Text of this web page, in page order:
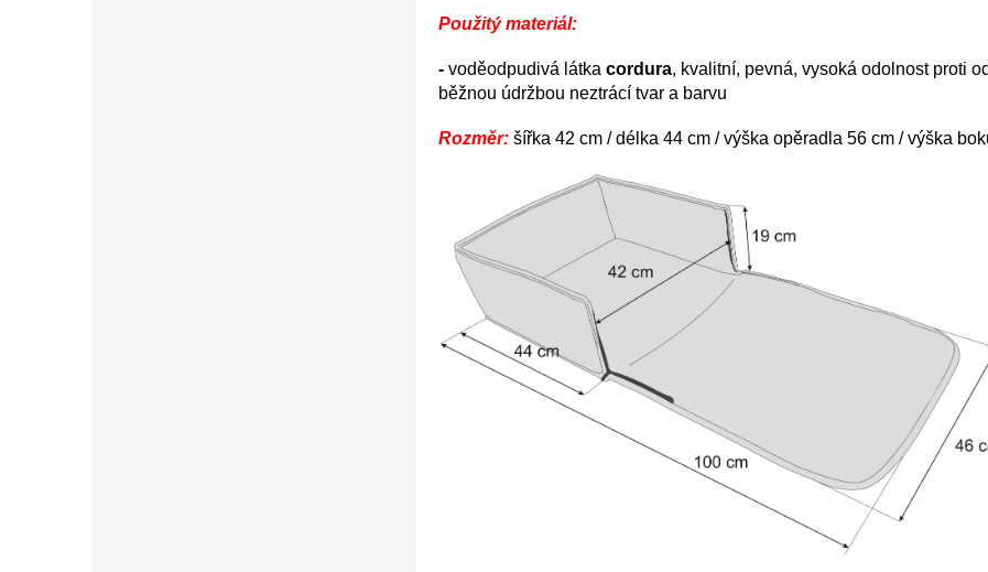
Použitý materiál:
- voděodpudivá látka cordura, kvalitní, pevná, vysoká odolnost proti
běžnou údržbou neztrácí tvar a barvu
Rozměr: šířka 42 cm / délka 44 cm / výška opěradla 56 cm / výška